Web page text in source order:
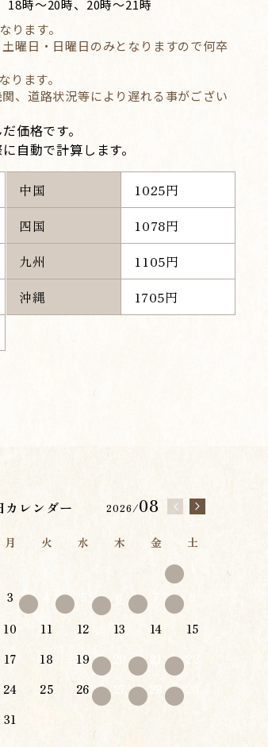
18時～20時、20時～21時
ります。
曜日・日曜日のみとなりますので何卒
ります。
、道路状況等により遅れる事がござい
価格です。
自動で計算します。
中国
1025円
四国
1078円
九州
1105円
沖縄
1705円
カレンダー 2026/08
月 火 水 木 金
土
3
10 11 12 13 14
15
17 18 19
22
24 25 26
31